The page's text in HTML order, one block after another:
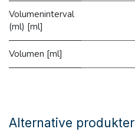
Volumeninterval
(ml) [ml]
Volumen [ml]
Alternative produkter